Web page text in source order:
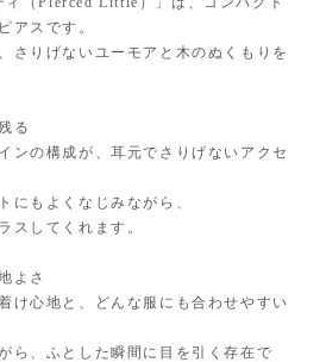
アスです。
さりげないユーモアと木のぬくもりを
る
ンの構成が、耳元でさりげないアクセ
にもよくなじみながら、
スしてくれます。
よさ
け心地と、どんな服にも合わせやすい
ら、ふとした瞬間に目を引く存在で